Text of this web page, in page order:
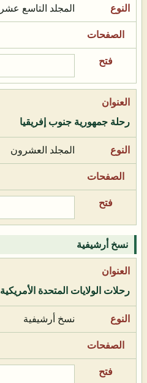
المجلد التاسع عشر
رحلة جمهورية جنوب إفريقيا
المجلد العشرون
نسخ أرشيفية
رحلات الولايات المتحدة
نسخ أرشيفية